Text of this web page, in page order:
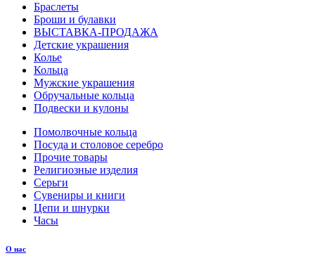
Браслеты
Броши и булавки
ВЫСТАВКА-ПРОДАЖА
Детские украшения
Колье
Кольца
Мужские украшения
Обручальные кольца
Подвески и кулоны
Помолвочные кольца
Посуда и столовое серебро
Прочие товары
Религиозные изделия
Серьги
Сувениры и книги
Цепи и шнурки
Часы
О нас